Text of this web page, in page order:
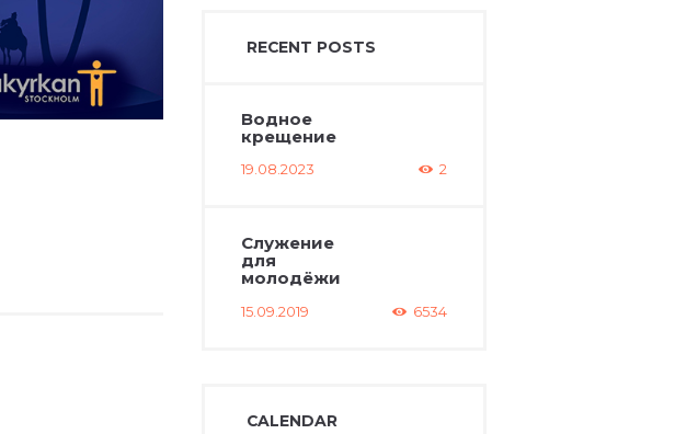
RECENT POSTS
Водное
крещение
19.08.2023 2
Служение
для
молодёжи
15.09.2019 6534
CALENDAR